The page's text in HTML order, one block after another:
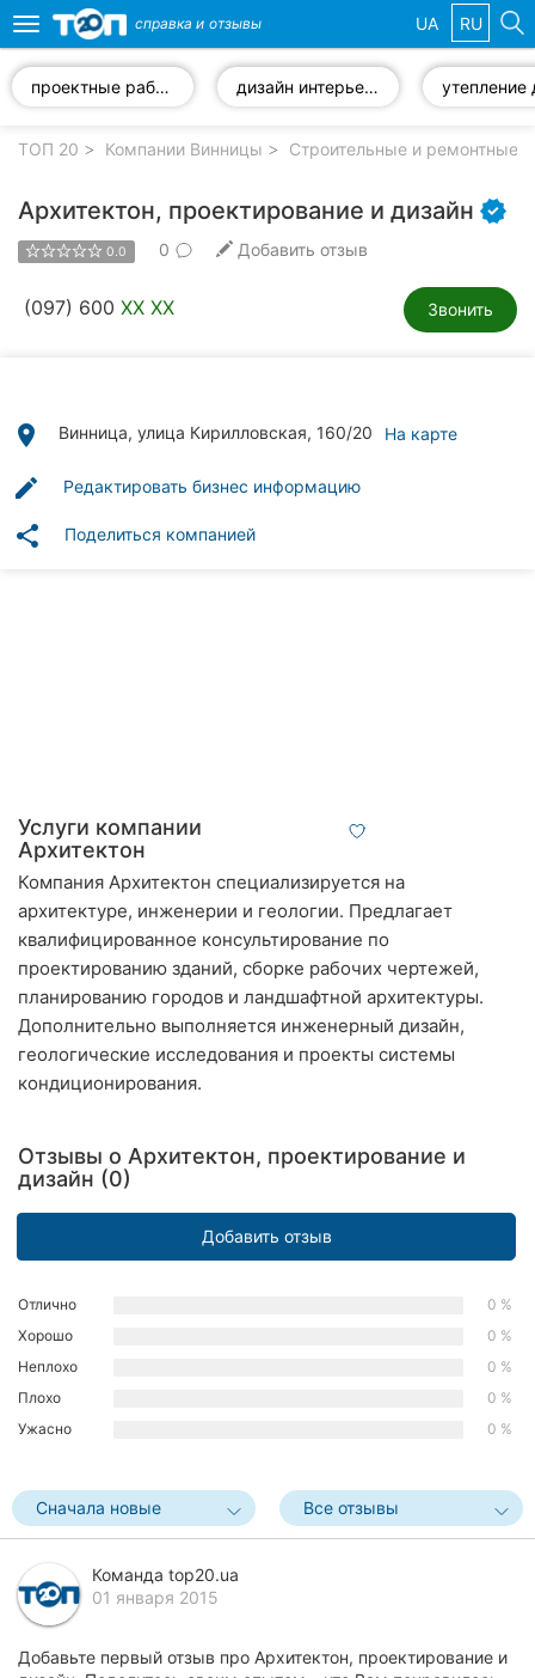
компании
клиники
Автошколы
Все
города:
Винница
Житомир
Тернополь
Ровно
Одесса
Харьков
Днепр
Кривой
Рог
Николаев
Херсон
Toggle
navigation
справка и отзывы UA RU
проектные работы дизайн интерьера утепление
ТОП 20 Компании Винницы Строительные и ремонтные
Архитектон, проектирование и дизайн
0.0 0 Добавить отзыв
(097) 600 XX XX Звонить
place Винница, улица Кирилловская, 160/20 На карте
edit Редактировать бизнес информацию
share Поделиться компанией
Услуги компании
Архитектон
Компания Архитектон специализируется на
архитектуре, инженерии и геологии. Предлагает
квалифицированное консультирование по
проектированию зданий, сборке рабочих чертежей,
планированию городов и ландшафтной архитектуры.
Дополнительно выполняется инженерный дизайн,
геологические исследования и проекты системы
кондиционирования.
Отзывы о Архитектон, проектирование и
дизайн (0)
Добавить отзыв
Отлично
0 %
Хорошо
0 %
Неплохо
0 %
Плохо
0 %
Ужасно
0 %
Сначала новые Все отзывы
Команда top20.ua
01 января 2015
Добавьте первый отзыв про Архитектон, проектирование и